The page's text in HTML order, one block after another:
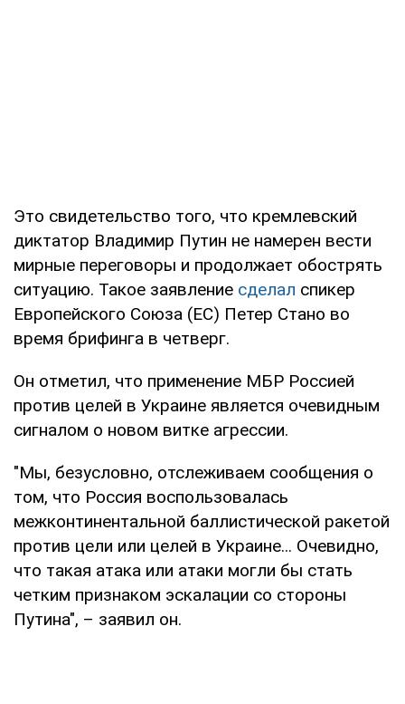
Это свидетельство того, что кремлевский
диктатор Владимир Путин не намерен вести
мирные переговоры и продолжает обострять
ситуацию. Такое заявление сделал спикер
Европейского Союза (ЕС) Петер Стано во
время брифинга в четверг.
Он отметил, что применение МБР Россией
против целей в Украине является очевидным
сигналом о новом витке агрессии.
"Мы, безусловно, отслеживаем сообщения о
том, что Россия воспользовалась
межконтинентальной баллистической ракетой
против цели или целей в Украине... Очевидно,
что такая атака или атаки могли бы стать
четким признаком эскалации со стороны
Путина", – заявил он.